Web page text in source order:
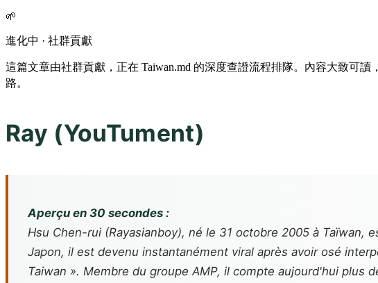
🌱
進化中 · 社群貢獻
這篇文章由社群貢獻，正在 Taiwan.md 的深度查證流程排隊。內容大致可
路。
Ray (YouTument)
Aperçu en 30 secondes :
Hsu Chen-rui (Rayasianboy), né le 31 octobre 2005 à Taïwan,
Japon, il est devenu instantanément viral après avoir osé
Taiwan ». Membre du groupe AMP, il compte aujourd'hui plus